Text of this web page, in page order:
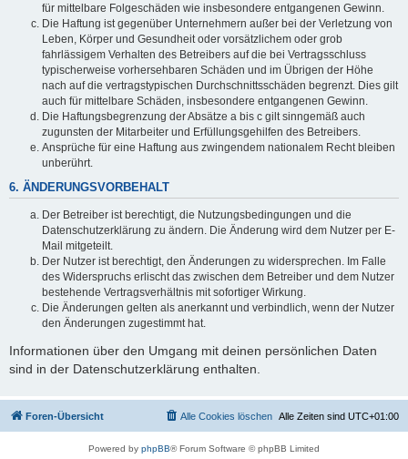
für mittelbare Folgeschäden wie insbesondere entgangenen Gewinn.
Die Haftung ist gegenüber Unternehmern außer bei der Verletzung von
Leben, Körper und Gesundheit oder vorsätzlichem oder grob
fahrlässigem Verhalten des Betreibers auf die bei Vertragsschluss
typischerweise vorhersehbaren Schäden und im Übrigen der Höhe
nach auf die vertragstypischen Durchschnittsschäden begrenzt. Dies gilt
auch für mittelbare Schäden, insbesondere entgangenen Gewinn.
Die Haftungsbegrenzung der Absätze a bis c gilt sinngemäß auch
zugunsten der Mitarbeiter und Erfüllungsgehilfen des Betreibers.
Ansprüche für eine Haftung aus zwingendem nationalem Recht bleiben
unberührt.
6. ÄNDERUNGSVORBEHALT
Der Betreiber ist berechtigt, die Nutzungsbedingungen und die
Datenschutzerklärung zu ändern. Die Änderung wird dem Nutzer per E-
Mail mitgeteilt.
Der Nutzer ist berechtigt, den Änderungen zu widersprechen. Im Falle
des Widerspruchs erlischt das zwischen dem Betreiber und dem Nutzer
bestehende Vertragsverhältnis mit sofortiger Wirkung.
Die Änderungen gelten als anerkannt und verbindlich, wenn der Nutzer
den Änderungen zugestimmt hat.
Informationen über den Umgang mit deinen persönlichen Daten
sind in der Datenschutzerklärung enthalten.
Foren-Übersicht Alle Zeiten sind UTC+01:00
Alle Cookies löschen
Powered by phpBB® Forum Software © phpBB Limited